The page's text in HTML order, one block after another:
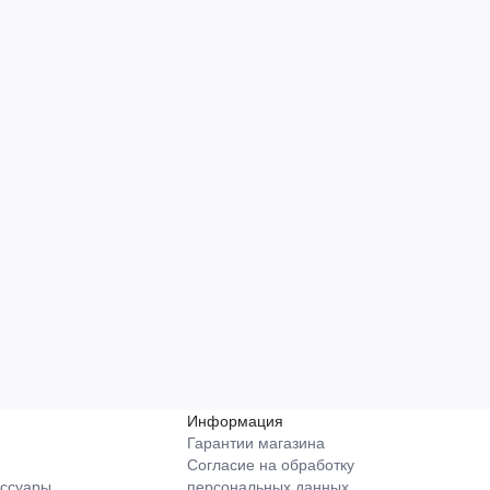
Информация
Гарантии магазина
Согласие на обработку